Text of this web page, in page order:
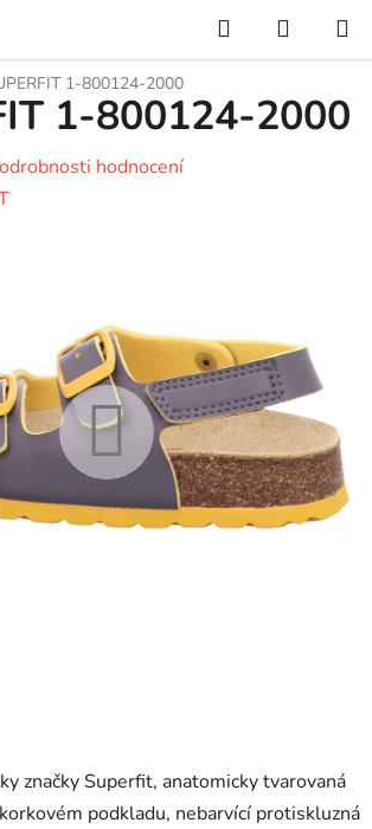
Hledat
KOŠÍK
1-800124-2000
značky Superfit, anatomicky tvarovaná
podkladu, nebarvící protiskluzná
1-800124-2000
hodnocení